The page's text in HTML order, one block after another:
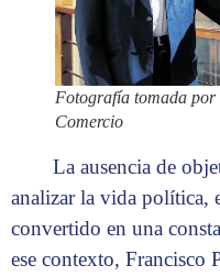
Fotografía tomada
Comercio
La ausencia de
analizar la vida política,
convertido en una
ese contexto, Francisco